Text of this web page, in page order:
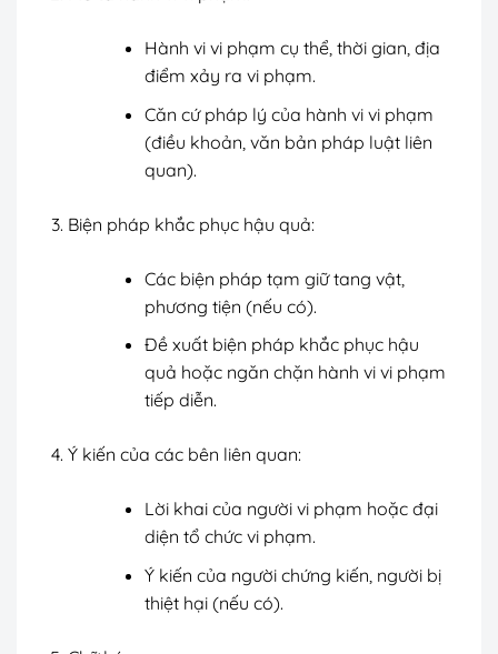
Hành vi vi phạm cụ thể, thời gian, địa
điểm xảy ra vi phạm.
Căn cứ pháp lý của hành vi vi phạm
(điều khoản, văn bản pháp luật liên
quan).
Biện pháp khắc phục hậu quả:
Các biện pháp tạm giữ tang vật,
phương tiện (nếu có).
Đề xuất biện pháp khắc phục hậu
quả hoặc ngăn chặn hành vi vi phạm
tiếp diễn.
Ý kiến của các bên liên quan:
Lời khai của người vi phạm hoặc đại
diện tổ chức vi phạm.
Ý kiến của người chứng kiến, người bị
thiệt hại (nếu có).